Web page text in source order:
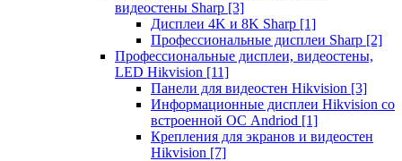
видеостены Sharp [3]
Дисплеи 4K и 8K Sharp [1]
Профессиональные дисплеи Sharp [2]
Профессиональные дисплеи, видеостены,
LED Hikvision [11]
Панели для видеостен Hikvision [3]
Информационные дисплеи Hikvision со
встроенной ОС Andriod [1]
Крепления для экранов и видеостен
Hikvision [7]